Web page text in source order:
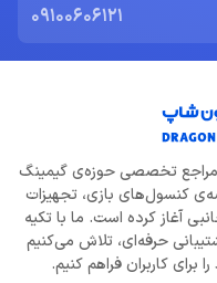
09100606121
به‌عنوان یکی از مراجع تخصصی حوزه‌ی گیمینگ
کنسول‌های بازی، تجهیزات
آغاز کرده است. ما با تکیه
حرفه‌ای، تلاش می‌کنیم
کاربران فراهم کنیم.